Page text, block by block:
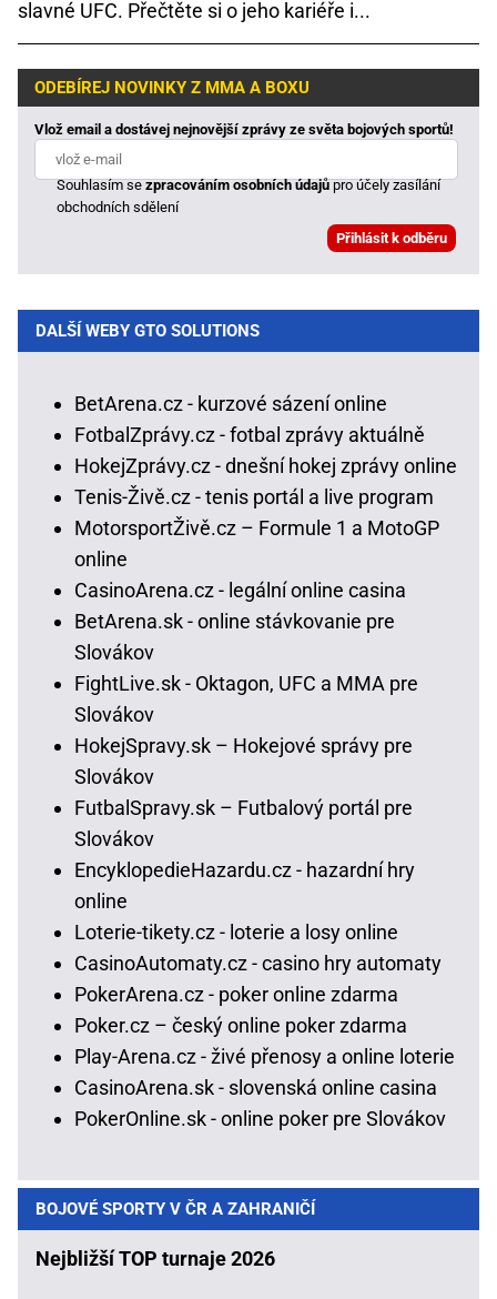
slavné UFC. Přečtěte si o jeho kariéře i...
ODEBÍREJ NOVINKY Z MMA A BOXU
Vlož email a dostávej nejnovější zprávy ze světa bojových sportů!
Souhlasím sezpracováním osobních údajůpro účely zasílání
obchodních sdělení
DALŠÍ WEBY GTO SOLUTIONS
BetArena.cz - kurzové sázení online
FotbalZprávy.cz - fotbal zprávy aktuálně
HokejZprávy.cz - dnešní hokej zprávy online
Tenis-Živě.cz - tenis portál a live program
MotorsportŽivě.cz – Formule 1 a MotoGP
online
CasinoArena.cz - legální online casina
BetArena.sk - online stávkovanie pre
Slovákov
FightLive.sk - Oktagon, UFC a MMA pre
Slovákov
HokejSpravy.sk – Hokejové správy pre
Slovákov
FutbalSpravy.sk – Futbalový portál pre
Slovákov
EncyklopedieHazardu.cz - hazardní hry
online
Loterie-tikety.cz - loterie a losy online
CasinoAutomaty.cz - casino hry automaty
PokerArena.cz - poker online zdarma
Poker.cz – český online poker zdarma
Play-Arena.cz - živé přenosy a online loterie
CasinoArena.sk - slovenská online casina
PokerOnline.sk - online poker pre Slovákov
BOJOVÉ SPORTY V ČR A ZAHRANIČÍ
Nejbližší TOP turnaje 2026